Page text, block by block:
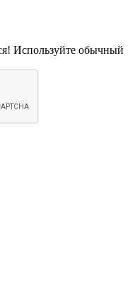
Используйте обычный